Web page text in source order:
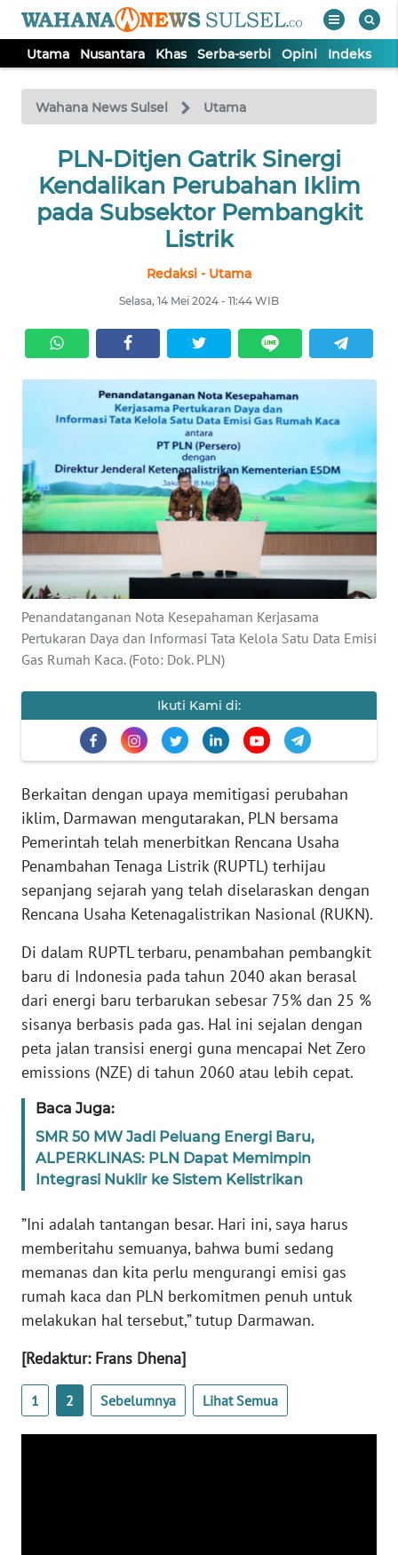
Utama Nusantara Khas Serba-serbi Opini Indeks
Wahana News Sulsel Utama
PLN-Ditjen Gatrik Sinergi
Kendalikan Perubahan Iklim
pada Subsektor Pembangkit
Listrik
Redaksi - Utama
Selasa, 14 Mei 2024 - 11:44 WIB
Penandatanganan Nota Kesepahaman Kerjasama
Pertukaran Daya dan Informasi Tata Kelola Satu Data Emisi
Gas Rumah Kaca. (Foto: Dok. PLN)
Ikuti Kami di:
Berkaitan dengan upaya memitigasi perubahan
iklim, Darmawan mengutarakan, PLN bersama
Pemerintah telah menerbitkan Rencana Usaha
Penambahan Tenaga Listrik (RUPTL) terhijau
sepanjang sejarah yang telah diselaraskan dengan
Rencana Usaha Ketenagalistrikan Nasional (RUKN).
Di dalam RUPTL terbaru, penambahan pembangkit
baru di Indonesia pada tahun 2040 akan berasal
dari energi baru terbarukan sebesar 75% dan 25 %
sisanya berbasis pada gas. Hal ini sejalan dengan
peta jalan transisi energi guna mencapai Net Zero
emissions (NZE) di tahun 2060 atau lebih cepat.
Baca Juga:
SMR 50 MW Jadi Peluang Energi Baru,
ALPERKLINAS: PLN Dapat Memimpin
Integrasi Nuklir ke Sistem Kelistrikan
”Ini adalah tantangan besar. Hari ini, saya harus
memberitahu semuanya, bahwa bumi sedang
memanas dan kita perlu mengurangi emisi gas
rumah kaca dan PLN berkomitmen penuh untuk
melakukan hal tersebut,” tutup Darmawan.
[Redaktur: Frans Dhena]
1 2 Sebelumnya Lihat Semua
TV
Tutup
UTAMA
NUSANTARA
SERBI
OPINI
Informasi
INDEKS
BERITA
KONTAK
INFO
IKLAN
TENTANG
PEDOMAN
SIBER
REDAKSI
DISCLAIMER
Wahana
News
Regional
WN
SUMUT
JAKARTA
WN
JABAR
WN
BANTEN
WN
NTT
WN